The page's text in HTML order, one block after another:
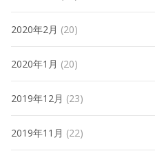
2020年2月 (20)
2020年1月 (20)
2019年12月 (23)
2019年11月 (22)